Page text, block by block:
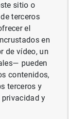
de España,
entidad de
base
la lista de
SIB, por sus
Estabilidad
sitio o
terceros
el
en
de vídeo, un
pueden
contenidos,
terceros y
y